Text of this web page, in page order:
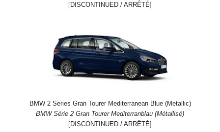
[DISCONTINUED / ARRÊTÉ]
BMW 2 Series Gran Tourer Mediterranean Blue (Metallic)
BMW Série 2 Gran Tourer Mediterranblau (Métallisé)
[DISCONTINUED / ARRÊTÉ]